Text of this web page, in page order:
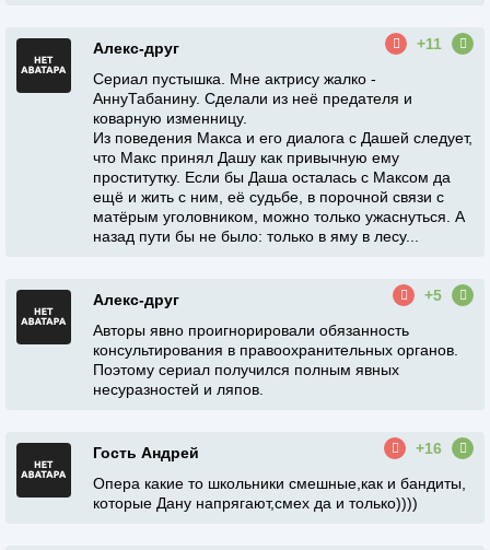
Алекс-друг
+11
Сериал пустышка. Мне актрису жалко -
АннуТабанину. Сделали из неё предателя и
коварную изменницу.
Из поведения Макса и его диалога с Дашей следует,
что Макс принял Дашу как привычную ему
проститутку. Если бы Даша осталась с Максом да
ещё и жить с ним, её судьбе, в порочной связи с
матёрым уголовником, можно только ужаснуться. А
назад пути бы не было: только в яму в лесу...
Алекс-друг
+5
Авторы явно проигнорировали обязанность
консультирования в правоохранительных органов.
Поэтому сериал получился полным явных
несуразностей и ляпов.
Гость Андрей
+16
Опера какие то школьники смешные,как и бандиты,
которые Дану напрягают,смех да и только))))